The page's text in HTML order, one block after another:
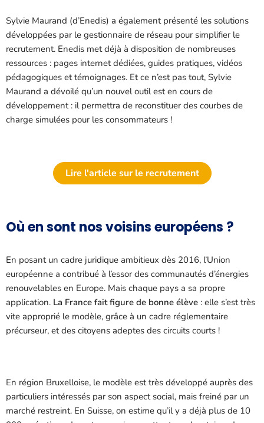
Sylvie Maurand (d’Enedis) a également présenté les solutions
développées par le gestionnaire de réseau pour simplifier le
recrutement. Enedis met déjà à disposition de nombreuses
ressources : pages internet dédiées, guides pratiques, vidéos
pédagogiques et témoignages. Et ce n’est pas tout, Sylvie
Maurand a dévoilé qu’un nouvel outil est en cours de
développement : il permettra de reconstituer des courbes de
charge simulées pour les consommateurs !
Lire l'article sur le recrutement
Où en sont nos voisins européens ?
En posant un cadre juridique ambitieux dès 2016, l’Union
européenne a contribué à l’essor des communautés d’énergies
renouvelables en Europe. Mais chaque pays a sa propre
application. La France fait figure de bonne élève : elle s’est très
vite approprié le modèle, grâce à un cadre réglementaire
précurseur, et des citoyens adeptes des circuits courts !
En région Bruxelloise, le modèle est très développé auprès des
particuliers intéressés par son aspect social, mais freiné par un
marché restreint. En Suisse, on estime qu’il y a déjà plus de 10